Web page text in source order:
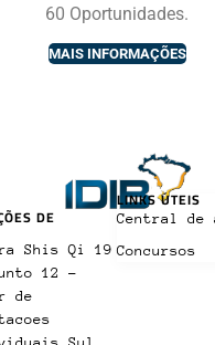
60 Oportunidades.
MAIS INFORMAÇÕES
DE
Shis Qi 19
12 -
de
LINKS ÚTEIS
Central de
Concursos